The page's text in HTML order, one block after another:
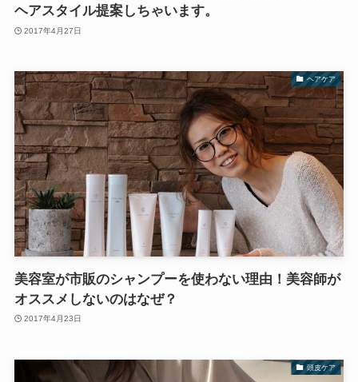
ヘアスタイル提案しちゃいます。
2017年4月27日
ヘアケア
美容室が市販のシャンプーを使わない理由！美容師が
オススメしないのはなぜ？
2017年4月23日
頭皮ケア